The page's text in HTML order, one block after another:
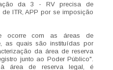
da 3 - RV precisa de
ITR, APP por se imposição
ocorre com as áreas de
as quais são instituídas por
da área de reserva
junto ao Poder Público".
área de reserva legal, é